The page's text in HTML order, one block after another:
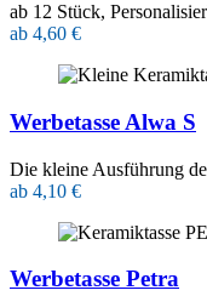
ab 12 Stück,
ab 4,60 €
Werbetasse Alwa S
Die kleine Ausführung
ab 4,10 €
Werbetasse Petra